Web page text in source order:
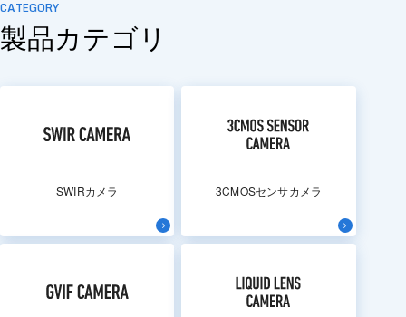
CATEGORY
製品カテゴリ
SWIRカメラ 3CMOSセンサカメラ